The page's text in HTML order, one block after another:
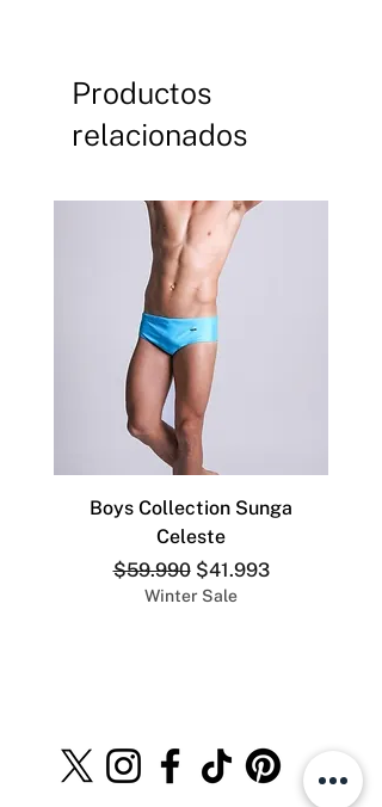
Productos
relacionados
Boys Collection Sunga
Celeste
Precio
$59.990 Precio de oferta
$41.993
Winter Sale